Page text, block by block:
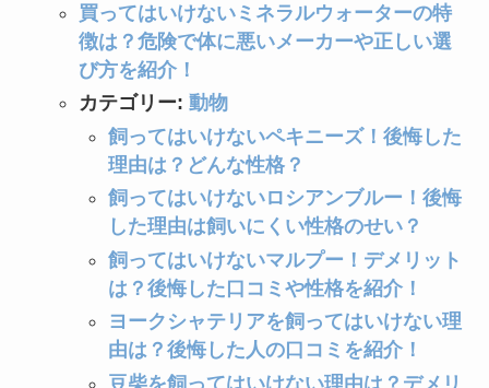
買ってはいけないミネラルウォーターの特
徴は？危険で体に悪いメーカーや正しい選
び方を紹介！
カテゴリー: 動物
飼ってはいけないペキニーズ！後悔した
理由は？どんな性格？
飼ってはいけないロシアンブルー！後悔
した理由は飼いにくい性格のせい？
飼ってはいけないマルプー！デメリット
は？後悔した口コミや性格を紹介！
ヨークシャテリアを飼ってはいけない理
由は？後悔した人の口コミを紹介！
豆柴を飼ってはいけない理由は？デメリ